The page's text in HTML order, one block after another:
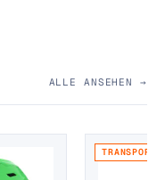
ALLE ANSEHEN →
TRANSPORT